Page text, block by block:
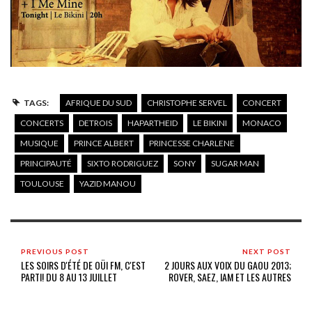
TAGS: AFRIQUE DU SUD CHRISTOPHE SERVEL
CONCERT
CONCERTS
DETROIS HAPARTHEID LE BIKINI
MONACO
MUSIQUE
PRINCE ALBERT
PRINCESSE CHARLENE
PRINCIPAUTÉ
SIXTO RODRIGUEZ SONY
SUGAR MAN
TOULOUSE
YAZID MANOU
PREVIOUS POST
LES SOIRS D'ÉTÉ DE OÜI FM, C'EST
PARTI! DU 8 AU 13 JUILLET
NEXT POST
2 JOURS AUX VOIX DU GAOU 2013;
ROVER, SAEZ, IAM ET LES AUTRES